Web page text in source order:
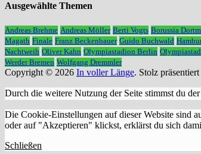
Ausgewählte Themen
Andreas Brehme Andreas Möller Berti Vogts Borussia
Magath Finale Franz Beckenbauer Guido Buchwald
Nachtweih Oliver Kahn Olympiastadion Berlin
Werder Bremen Wolfgang Dremmler
Copyright © 2026 In voller Länge. Stolz
Durch die weitere Nutzung der Seite stimmst du
Die Cookie-Einstellungen auf dieser Website sind
oder auf "Akzeptieren" klickst, erklärst du sich
Schließen